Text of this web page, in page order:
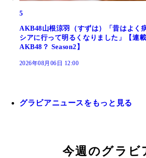
5
AKB48山根涼羽（すずは）「昔はよく
シアに行って明るくなりました」【連
AKB48？ Season2】
2026年08月06日 12:00
グラビアニュースをもっと見る
今週のグラビ